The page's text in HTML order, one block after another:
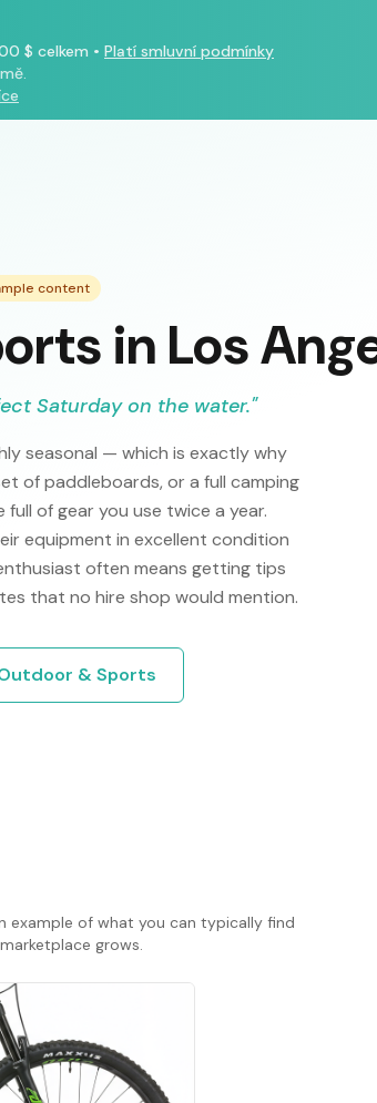
$ celkem • Platí smluvní podmínky
content
in Los
Saturday on the water."
seasonal — which is exactly why
of paddleboards, or a full camping
of gear you use twice a year.
equipment in excellent condition
often means getting tips
that no hire shop would mention.
& Sports
example of what you can typically find
grows.